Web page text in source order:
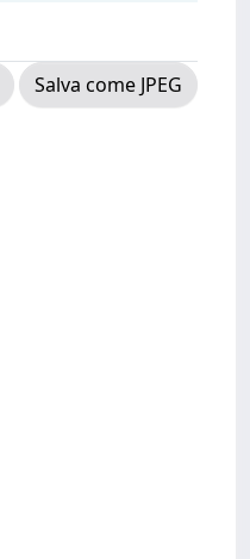
Salva come JPEG